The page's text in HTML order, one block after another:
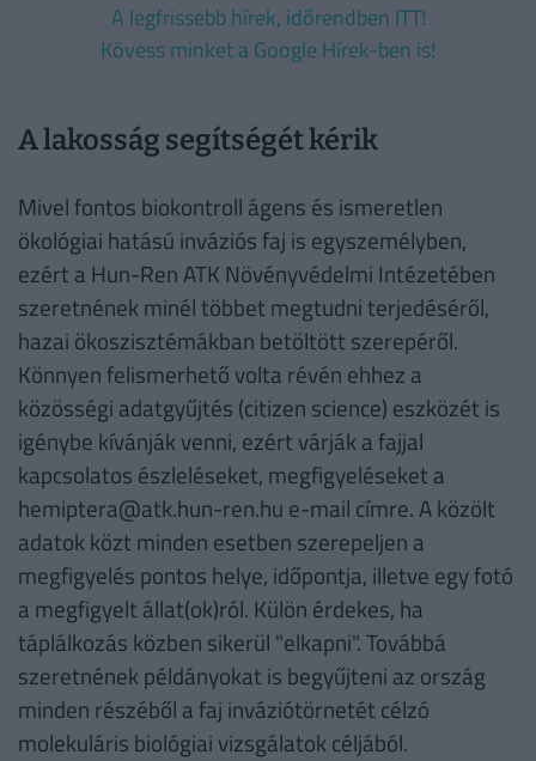
A legfrissebb hírek, időrendben ITT!
Kövess minket a Google Hírek-ben is!
A lakosság segítségét kérik
Mivel fontos biokontroll ágens és ismeretlen
ökológiai hatású inváziós faj is egyszemélyben,
ezért a Hun-Ren ATK Növényvédelmi Intézetében
szeretnének minél többet megtudni terjedéséről,
hazai ökoszisztémákban betöltött szerepéről.
Könnyen felismerhető volta révén ehhez a
közösségi adatgyűjtés (citizen science) eszközét is
igénybe kívánják venni, ezért várják a fajjal
kapcsolatos észleléseket, megfigyeléseket a
hemiptera@atk.hun-ren.hu e-mail címre. A közölt
adatok közt minden esetben szerepeljen a
megfigyelés pontos helye, időpontja, illetve egy fotó
a megfigyelt állat(ok)ról. Külön érdekes, ha
táplálkozás közben sikerül "elkapni". Továbbá
szeretnének példányokat is begyűjteni az ország
minden részéből a faj inváziótörnetét célzó
molekuláris biológiai vizsgálatok céljából.